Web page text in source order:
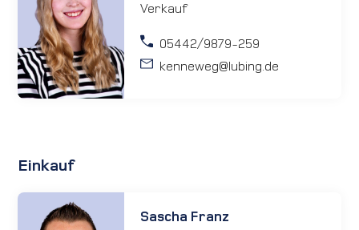
Verkauf
05442/9879-259
kenneweg@lubing.de
Einkauf
Sascha Franz